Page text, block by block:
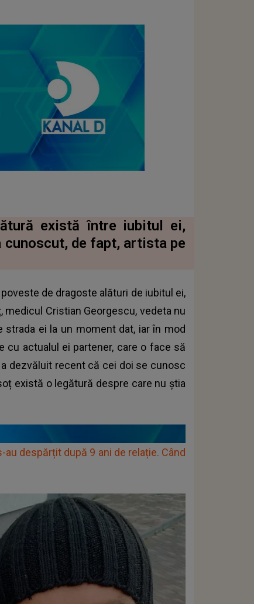
există între iubitul ei,
cunoscut, de fapt, artista pe
de dragoste alături de iubitul ei,
Cristian Georgescu, vedeta nu
ei la un moment dat, iar în mod
cu actualul ei partener, care o face să
dezvăluit recent că cei doi se cunosc
există o legătură despre care nu știa
despărțit după 9 ani de relație. Când